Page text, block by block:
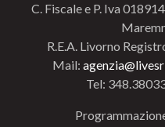
C. Fiscale e P. Iva
R.E.A. Livorno
Mail:
Tel: